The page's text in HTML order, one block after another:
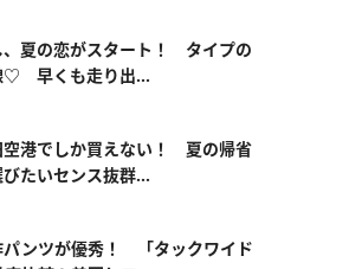
、夏の恋がスタート！ タイプの
♡ 早くも走り出...
空港でしか買えない！ 夏の帰省
たいセンス抜群...
パンツが優秀！ 「タックワイド